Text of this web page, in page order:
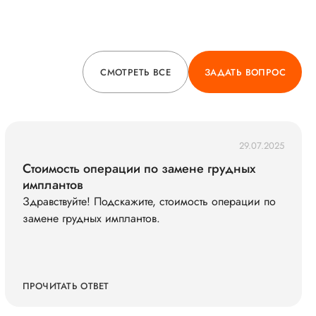
как Волкова Н.В. можно посоветовать другим
обратиться к ней.
СМОТРЕТЬ ВСЕ ЗАДАТЬ ВОПРОС
29.07.2025
Стоимость операции по замене грудных
имплантов
Здравствуйте! Подскажите, стоимость операции по
замене грудных имплантов.
ПРОЧИТАТЬ ОТВЕТ